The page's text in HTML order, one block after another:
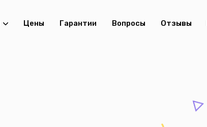
Цены Гарантии Вопросы Отзывы